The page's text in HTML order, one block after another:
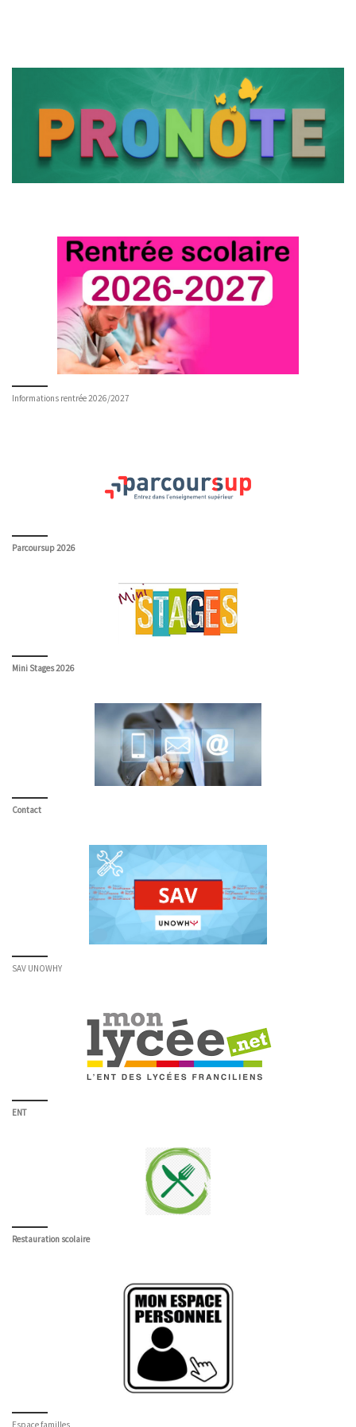
Informations rentrée 2026/2027
Parcoursup 2026
Mini Stages 2026
Contact
SAV UNOWHY
ENT
Restauration scolaire